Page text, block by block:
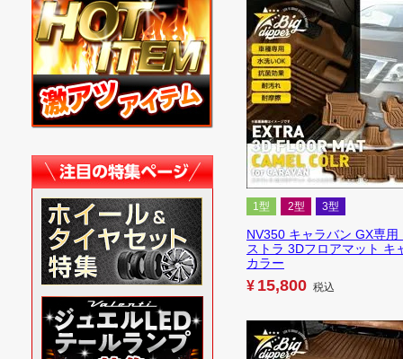
1型 2型 3型
NV350 キャラバン GX専用
ストラ 3Dフロアマット キ
カラー
¥ 15,800 税込